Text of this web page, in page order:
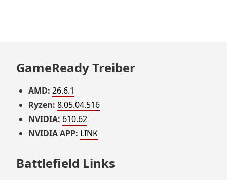
GameReady Treiber
AMD: 26.6.1
Ryzen: 8.05.04.516
NVIDIA: 610.62
NVIDIA APP: LINK
Battlefield Links